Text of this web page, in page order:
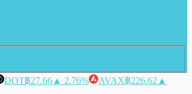
DOT฿27.66 ▲ 2.76% AVAX฿226.62 ▲